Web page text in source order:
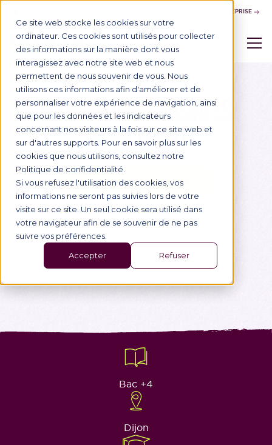
Ce site web stocke les cookies sur votre
ordinateur. Ces cookies sont utilisés pour collecter
des informations sur la manière dont vous
interagissez avec notre site web et nous
permettent de nous souvenir de vous. Nous
utilisons ces informations afin d'améliorer et de
personnaliser votre expérience de navigation, ainsi
que pour les données et les indicateurs
concernant nos visiteurs à la fois sur ce site web et
sur d'autres supports. Pour en savoir plus sur les
cookies que nous utilisons, consultez notre
Politique de confidentialité.
Si vous refusez l'utilisation des cookies, vos
informations ne seront pas suivies lors de votre
visite sur ce site. Un seul cookie sera utilisé dans
votre navigateur afin de se souvenir de ne pas
suivre vos préférences.
Accepter Refuser
ESPACE ENTREPRISE
Master of Science
INTERNATIONAL BUSINESS
MANAGEMENT
Télécharger la brochure
Prendez rendez-vous
Bac +4
Dijon